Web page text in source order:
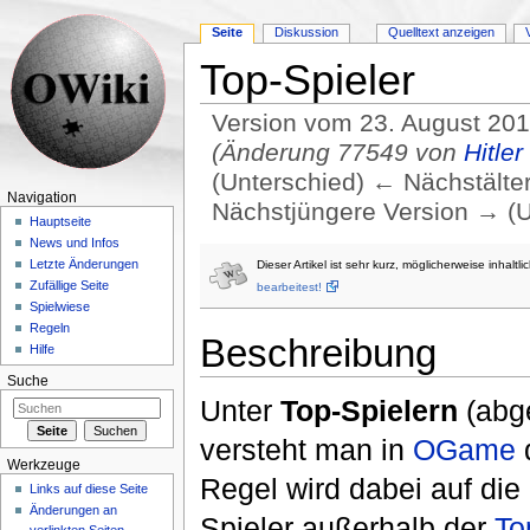
Top-Spieler
Version vom 23. August
(Änderung 77549 von Hitler
(Unterschied) ←
Nächstjüngere Version →
Dieser Artikel ist sehr kurz, möglicherweise
bearbeitest!
Beschreibung
Unter Top-Spielern
versteht man in OGame
Regel wird dabei auf die
Seite Diskussion Quelltext anzeigen
Navigation
Hauptseite
News und Infos
Letzte Änderungen
Zufällige Seite
Spielwiese
Regeln
Hilfe
Suche
Werkzeuge
Links auf diese Seite
Änderungen an